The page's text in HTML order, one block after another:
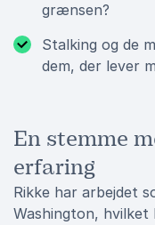
grænsen?
Stalking og de
dem, der lever
En stemme
erfaring
Rikke har arbejdet
Washington, hvilket